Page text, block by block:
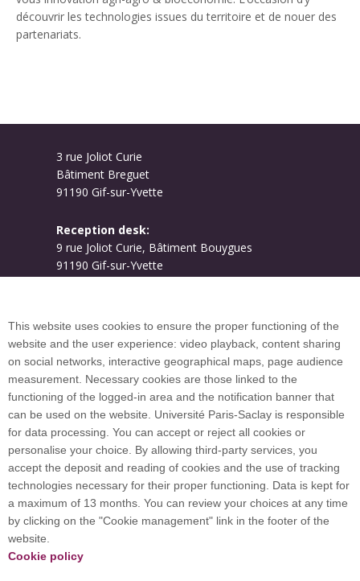
découvrir les technologies issues du territoire et de nouer des
partenariats.
3 rue Joliot Curie
Bâtiment Breguet
91190 Gif-sur-Yvette
Reception desk:
9 rue Joliot Curie, Bâtiment Bouygues
91190 Gif-sur-Yvette
Plan du site
International welcome desk
Université Paris-Saclay coordinates the EUGLOH
European University Alliance and is a member of
European and international networks: CESAER,
This website uses cookies to ensure the proper functioning of the
website and the user experience: video playback, content sharing
on social networks, interactive geographical maps, page audience
measurement. Necessary cookies are those linked to the
functioning of the logged-in area and the notification banner that
can be used on the website. Université Paris-Saclay is responsible
for data processing. You can accept or reject all cookies or
personalise your choice. By allowing third-party services, you
accept the deposit and reading of cookies and the use of tracking
technologies necessary for their proper functioning. Data is kept for
a maximum of 13 months. You can review your choices at any time
by clicking on the "Cookie management" link in the footer of the
website.
Cookie policy